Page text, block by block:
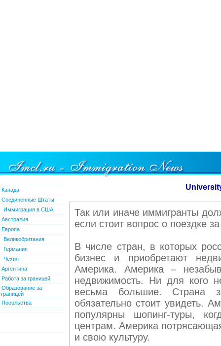
Канада
Соединенные Штаты
Иммиграция в США
Австралия
Европа
Великобритания
Германия
Чехия
Аргентина
Работа за границей
Образование за
границей
Посольства
Так или иначе иммигранты
если стоит вопрос о поездке
В числе стран, в которых
бизнес и приобретают
Америка. Америка –
недвижимость. Ни для кого
весьма большие. Страна
обязательно стоит увидеть.
популярны шопинг-туры,
центрам. Америка
и свою культуру.